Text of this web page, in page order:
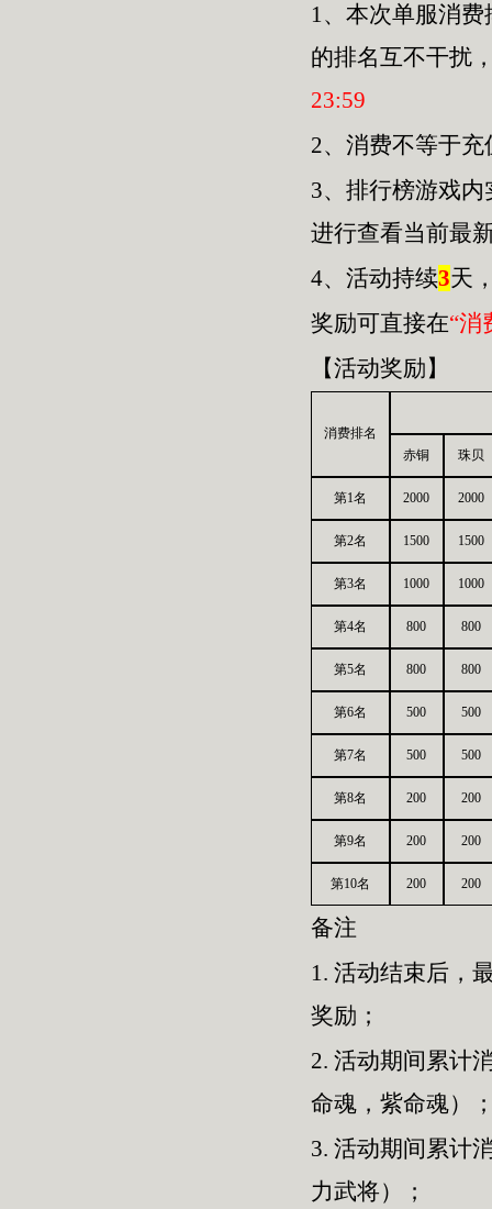
1、本次单服消费
的排名互不干扰
23:59
2、消费不等于
3、排行榜游戏
进行查看当前最
4、活动持续3天
奖励可直接在“消
【活动奖励】
消费排名
赤铜
珠贝
第1名 2000 2000
第2名 1500 1500
第3名 1000 1000
第4名 800 800
第5名 800 800
第6名 500 500
第7名 500 500
第8名 200 200
第9名 200 200
第10名 200 200
备注
1. 活动结束后，
奖励；
2. 活动期间累计
命魂，紫命魂）
3. 活动期间累计
力武将）；